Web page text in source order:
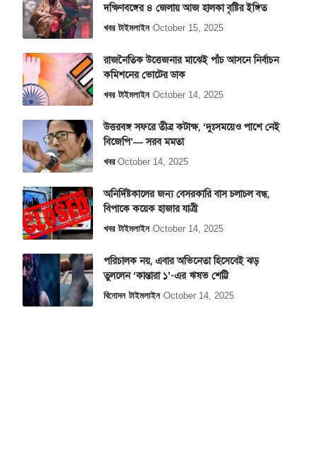
দক্ষিণবঙ্গের ৪ জেলায় আজ হালকা বৃষ্টির ইঙ্গিত
খবর টাইমলাইন October 15, 2025
রাজনৈতিক উত্তেজনার মাঝেই পাঁচ আসনে নির্বাচন
কমিশনের ভোটের ডাক
খবর টাইমলাইন October 14, 2025
উত্তরবঙ্গ সফরে তীব্র কটাক্ষ, ‘দুঃসময়েও পাশে নেই
বিজেপি’— সরব মমতা
খবর October 14, 2025
অনির্দিষ্টকালের জন্য বেসরকারি বাস চলাচল বন্ধ,
বিপাকে কয়েক হাজার যাত্রী
খবর টাইমলাইন October 14, 2025
পরিচালক নয়, এবার অভিনেতা হিসেবেই ঝড়
তুললেন ‘কান্তারা ১’-এর ঋষভ শেট্টি
বিনোদন টাইমলাইন October 14, 2025